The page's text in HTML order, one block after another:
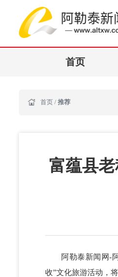
首页
首页 / 推荐
富蕴县
阿勒泰新闻网-阿
收”文化旅游活动，